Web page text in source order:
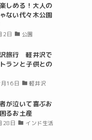
しめる！大人の
ない代々木公園
2日 公園
旅行 軽井沢で
ランと子供との
16日 軽井沢
が泣いて喜ぶお
るお土産
28日 インド生活